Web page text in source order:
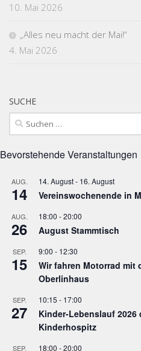
10. Mai 2026
„Alles neu macht der Mai!“
4. Mai 2026
SUCHE
Suchen
nach:
Bevorstehende Veranstaltungen
AUG.
14
14. August- 16. August
Vereinswochenende in
AUG.
26
18:00 -20:00
August Stammtisch
SEP.
15
9:00 - 12:30
Wir fahren Motorrad mit
Oberlinhaus
SEP.
27
10:15 - 17:00
Kinder-Lebenslauf
Kinderhospitz
SEP. 18:00 -20:00